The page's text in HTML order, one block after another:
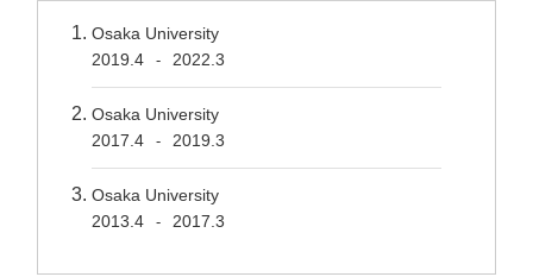
Osaka University
2019.4
- 2022.3
Osaka University
2017.4
- 2019.3
Osaka University
2013.4
- 2017.3